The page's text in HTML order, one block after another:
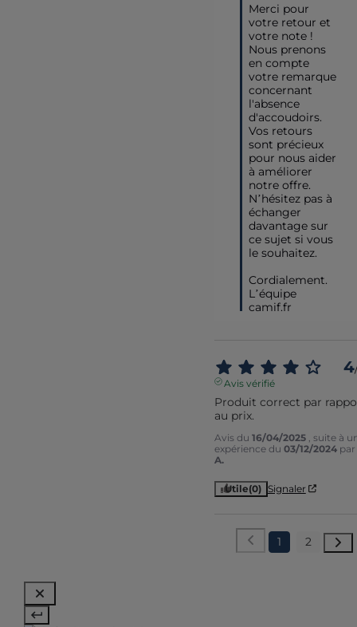
Merci pour
votre retour et
votre note !
Nous prenons
en compte
votre remarque
concernant
l'absence
d'accoudoirs.
Vos retours
sont précieux
pour nous aider
à améliorer
notre offre.
N’hésitez pas à
échanger
davantage sur
ce sujet si vous
le souhaitez.
Cordialement.
L’équipe
camif.fr
4
Avis vérifié
Produit correct par
au prix.
Avis du 16/04/2025
, suite à
expérience du 03/12/2024 par
A.
Utile(0) Signaler
1 2